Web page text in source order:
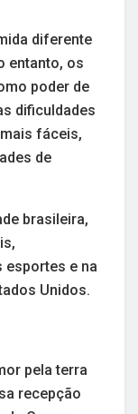
diferente
entanto, os
poder de
dificuldades
fáceis,
de
brasileira,
esportes e na
Unidos.
pela terra
recepção